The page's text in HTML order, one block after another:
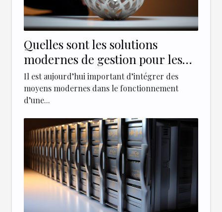
Quelles sont les solutions
modernes de gestion pour les
entreprises ?
Il est aujourd’hui important d’intégrer des
moyens modernes dans le fonctionnement
d’une...